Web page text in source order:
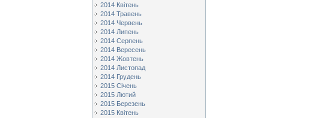
2014 Квітень
2014 Травень
2014 Червень
2014 Липень
2014 Серпень
2014 Вересень
2014 Жовтень
2014 Листопад
2014 Грудень
2015 Січень
2015 Лютий
2015 Березень
2015 Квітень